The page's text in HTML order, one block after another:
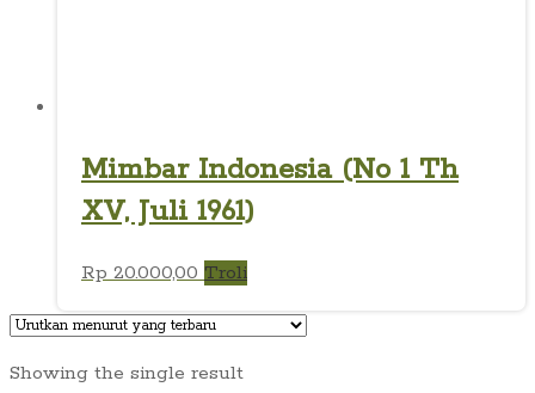
Mimbar Indonesia (No 1 Th
XV, Juli 1961)
Rp20.000,00 Troli
Showing the single result